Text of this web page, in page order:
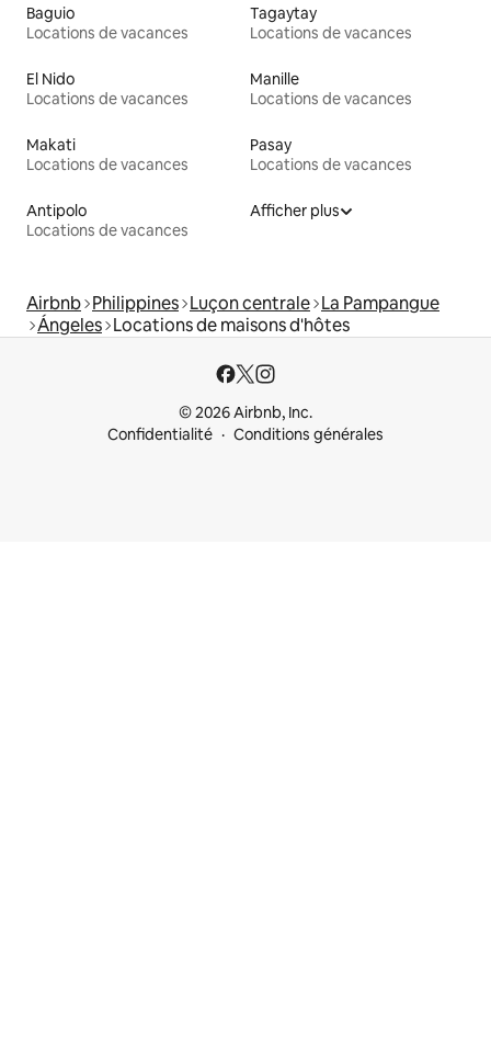
Baguio
Locations de vacances
Tagaytay
Locations de vacances
El Nido
Locations de vacances
Manille
Locations de vacances
Makati
Locations de vacances
Pasay
Locations de vacances
Antipolo
Locations de vacances
Afficher plus
Airbnb Philippines Luçon centrale La Pampangue
Ángeles Locations de maisons d'hôtes
© 2026 Airbnb, Inc.
Confidentialité
Conditions générales